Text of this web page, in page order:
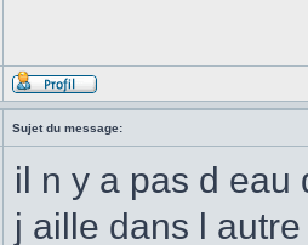
Sujet du message:
il n y a pas d eau
j aille dans l